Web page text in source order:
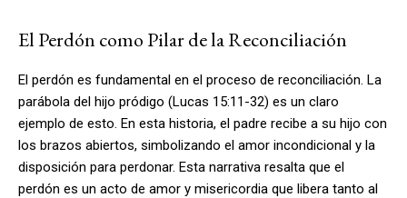
El Perdón como Pilar de la Reconciliación
El perdón es fundamental en el proceso de reconciliación. La
parábola del hijo pródigo (Lucas 15:11-32) es un claro
ejemplo de esto. En esta historia, el padre recibe a su hijo con
los brazos abiertos, simbolizando el amor incondicional y la
disposición para perdonar. Esta narrativa resalta que el
perdón es un acto de amor y misericordia que libera tanto al